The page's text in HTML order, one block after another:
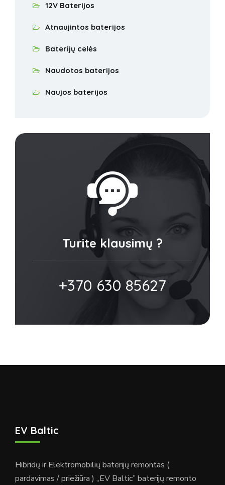
12V Baterijos
Atnaujintos baterijos
Baterijų celės
Naudotos baterijos
Naujos baterijos
Turite klausimų ?
+370 630 85627
EV Baltic
Hibridų ir Elektromobilių baterijų remontas (
pardavimas / priežiūra ) „EV Baltic” baterijų remonto